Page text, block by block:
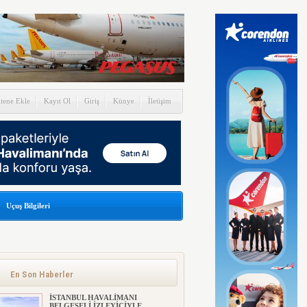
Ekle Kayıt Ol Giriş Künye İletişim
Uçuş Bilgileri
En Son Haberler
İSTANBUL HAVALİMANI